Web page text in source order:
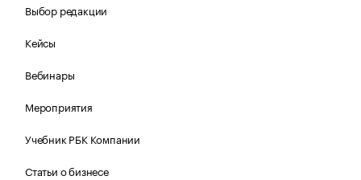
Выбор редакции
Кейсы
Вебинары
Мероприятия
Учебник РБК Компании
Статьи о бизнесе